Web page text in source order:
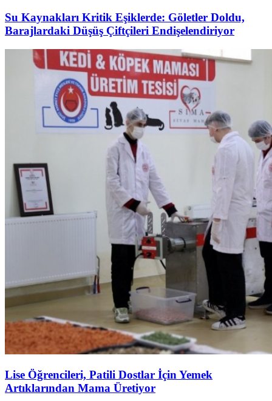
Su Kaynakları Kritik Eşiklerde: Göletler Doldu,
Barajlardaki Düşüş Çiftçileri Endişelendiriyor
Lise Öğrencileri, Patili Dostlar İçin Yemek
Artıklarından Mama Üretiyor